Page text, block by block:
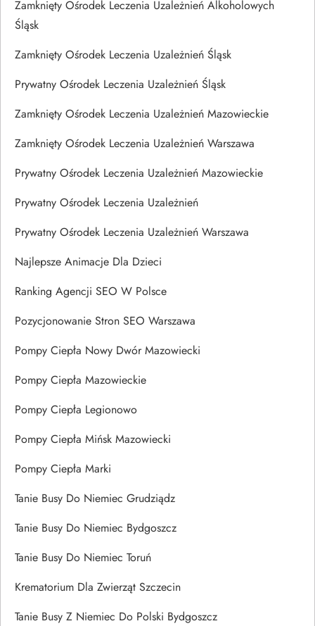
Zamknięty Ośrodek Leczenia Uzależnień Alkoholowych
Śląsk
Zamknięty Ośrodek Leczenia Uzależnień Śląsk
Prywatny Ośrodek Leczenia Uzależnień Śląsk
Zamknięty Ośrodek Leczenia Uzależnień Mazowieckie
Zamknięty Ośrodek Leczenia Uzależnień Warszawa
Prywatny Ośrodek Leczenia Uzależnień Mazowieckie
Prywatny Ośrodek Leczenia Uzależnień
Prywatny Ośrodek Leczenia Uzależnień Warszawa
Najlepsze Animacje Dla Dzieci
Ranking Agencji SEO W Polsce
Pozycjonowanie Stron SEO Warszawa
Pompy Ciepła Nowy Dwór Mazowiecki
Pompy Ciepła Mazowieckie
Pompy Ciepła Legionowo
Pompy Ciepła Mińsk Mazowiecki
Pompy Ciepła Marki
Tanie Busy Do Niemiec Grudziądz
Tanie Busy Do Niemiec Bydgoszcz
Tanie Busy Do Niemiec Toruń
Krematorium Dla Zwierząt Szczecin
Tanie Busy Z Niemiec Do Polski Bydgoszcz